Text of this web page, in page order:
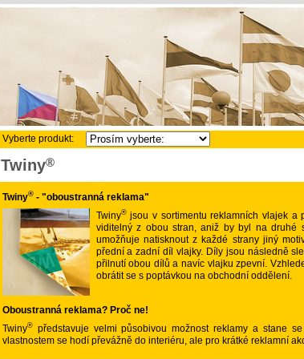
Vyberte produkt:
Twiny®
Twiny®- "oboustranná reklama"
Twiny®jsou v sortimentu reklamních vlajek a
viditelný z obou stran, aniž by byl na druhé
umožňuje natisknout z každé strany jiný
přední a zadní díl vlajky. Díly jsou následně
přilnutí obou dílů a navíc vlajku zpevní.
obrátit se s poptávkou na obchodní oddělení.
Oboustranná reklama? Proč ne!
Twiny®představuje velmi působivou možnost reklamy a stane
vlastnostem se hodí převážně do interiéru, ale pro krátké reklamní